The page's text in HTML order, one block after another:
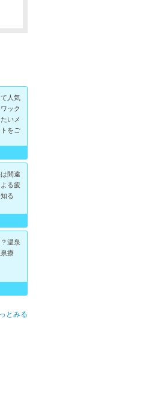
人気
ック
いメ
をご
間違
る疲
る
温泉
療
とみる